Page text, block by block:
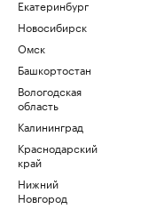
Екатеринбург
Новосибирск
Омск
Башкортостан
Вологодская
область
Калининград
Краснодарский
край
Нижний
Новгород